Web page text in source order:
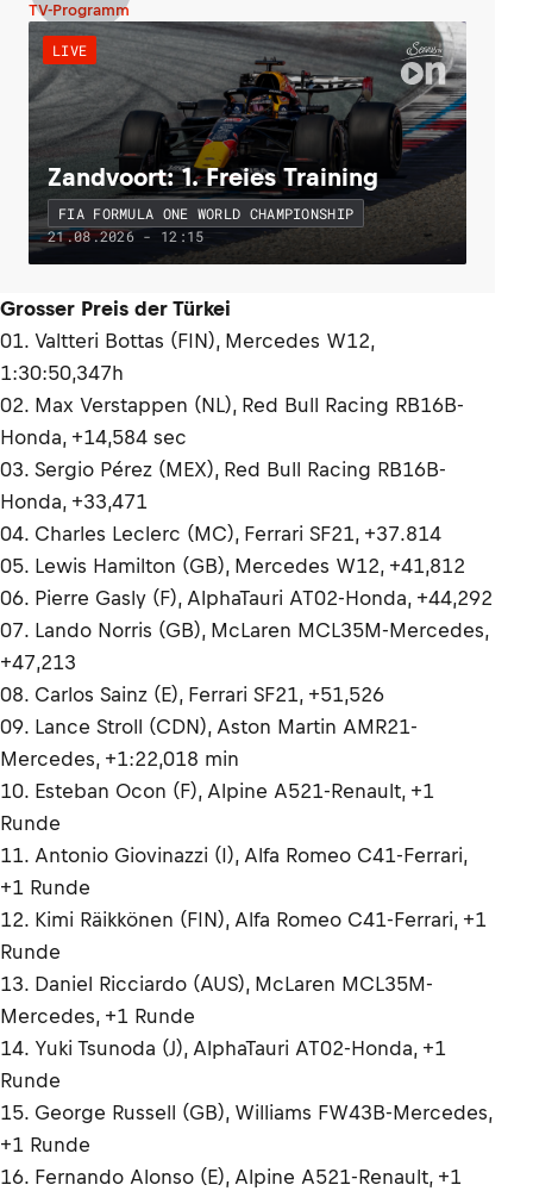
TV-Programm
LIVE
Zandvoort: 1. Freies Training
FIA FORMULA ONE WORLD CHAMPIONSHIP
21.08.2026 - 12:15
Grosser Preis der Türkei
01. Valtteri Bottas (FIN), Mercedes W12,
1:30:50,347h
02. Max Verstappen (NL), Red Bull Racing RB16B-
Honda, +14,584 sec
03. Sergio Pérez (MEX), Red Bull Racing RB16B-
Honda, +33,471
04. Charles Leclerc (MC), Ferrari SF21, +37.814
05. Lewis Hamilton (GB), Mercedes W12, +41,812
06. Pierre Gasly (F), AlphaTauri AT02-Honda, +44,292
07. Lando Norris (GB), McLaren MCL35M-Mercedes,
+47,213
08. Carlos Sainz (E), Ferrari SF21, +51,526
09. Lance Stroll (CDN), Aston Martin AMR21-
Mercedes, +1:22,018 min
10. Esteban Ocon (F), Alpine A521-Renault, +1
Runde
11. Antonio Giovinazzi (I), Alfa Romeo C41-Ferrari,
+1 Runde
12. Kimi Räikkönen (FIN), Alfa Romeo C41-Ferrari, +1
Runde
13. Daniel Ricciardo (AUS), McLaren MCL35M-
Mercedes, +1 Runde
14. Yuki Tsunoda (J), AlphaTauri AT02-Honda, +1
Runde
15. George Russell (GB), Williams FW43B-Mercedes,
+1 Runde
16. Fernando Alonso (E), Alpine A521-Renault, +1